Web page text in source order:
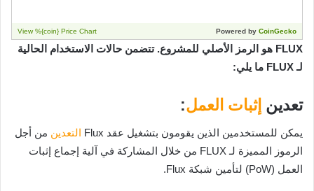
FLUX هو الرمز الأصلي للمشروع. تتضمن حالات الاستخدام الحالية
لـ FLUX ما يلي:
تعدين إثبات العمل:
يمكن للمستخدمين الذين يقومون بتشغيل عقد Flux التعدين من أجل
الرموز المميزة لـ FLUX من خلال المشاركة في آلية إجماع إثبات
العمل (PoW) لتأمين شبكة Flux.